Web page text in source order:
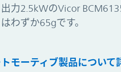
力2.5kWのVicor
わずか65gです。
モーティブ製品について